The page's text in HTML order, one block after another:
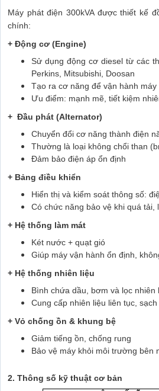
Máy phát điện 300kVA được thiết kế
chính:
+ Động cơ (Engine)
Sử dụng động cơ diesel từ các
Perkins, Mitsubishi, Doosan
Tạo ra cơ năng để vận hành máy
Ưu điểm: mạnh mẽ, tiết kiệm
+ Đầu phát (Alternator)
Chuyển đổi cơ năng thành điện
Thường là loại không chổi than
Đảm bảo điện áp ổn định
+ Bảng điều khiển
Hiển thị và kiểm soát thông số:
Có chức năng bảo vệ khi quá tải,
+ Hệ thống làm mát
Két nước + quạt gió
Giúp máy vận hành ổn định,
+ Hệ thống nhiên liệu
Bình chứa dầu, bơm và lọc nhiên
Cung cấp nhiên liệu liên tục, sạch
+ Vỏ chống ồn & khung bệ
Giảm tiếng ồn, chống rung
Bảo vệ máy khỏi môi trường bên
2. Thông số kỹ thuật cơ bản